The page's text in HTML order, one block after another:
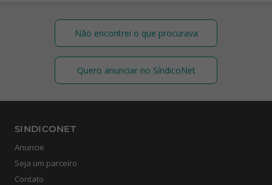
Não encontrei o que procurava
Quero anunciar no SíndicoNet
SINDICONET
Anuncie
Seja um parceiro
Contato